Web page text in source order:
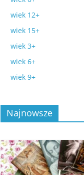
wiek 12+
wiek 15+
wiek 3+
wiek 6+
wiek 9+
Najnowsze